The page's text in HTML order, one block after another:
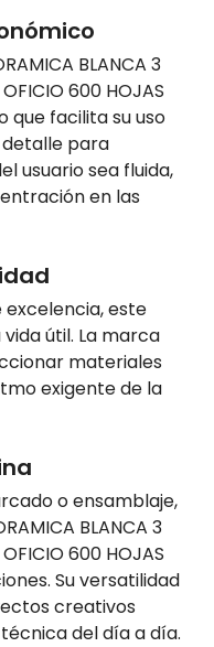
BLANCA 3
OFICIO 600 HOJAS
que facilita su uso
detalle para
usuario sea fluida,
en las
este
útil. La marca
materiales
exigente de la
o ensamblaje,
BLANCA 3
OFICIO 600 HOJAS
Su versatilidad
creativos
del día a día.